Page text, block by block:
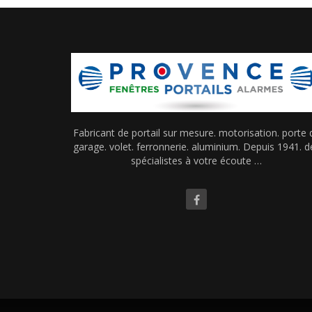
Fabricant de portail sur mesure. motorisation. porte
garage. volet. ferronnerie. aluminium. Depuis 1941.
spécialistes à votre écoute …